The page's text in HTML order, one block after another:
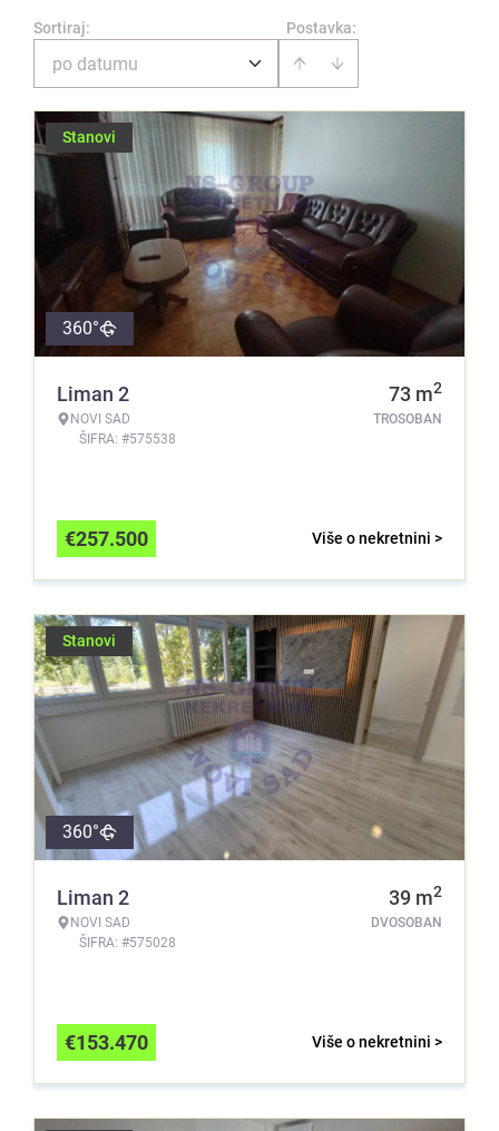
Postavka:
Sortiraj:
po datumu
Stanovi
360°
Liman 2
NOVI SAD
ŠIFRA: #575538
73 m2
TROSOBAN
Više o nekretnini >
€257.500
Stanovi
360°
Liman 2
NOVI SAD
ŠIFRA: #575028
39 m2
DVOSOBAN
Više o nekretnini >
€153.470